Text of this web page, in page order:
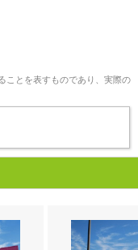
ことを表すものであり、実際の